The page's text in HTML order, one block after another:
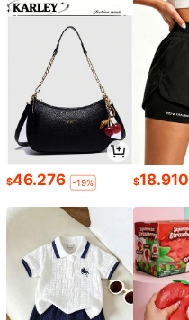
$46.276 -19% $18.910